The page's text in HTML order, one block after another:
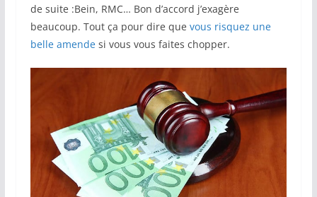
de suite :Bein, RMC… Bon d’accord j’exagère
beaucoup. Tout ça pour dire que vous risquez une
belle amendesi vous vous faites chopper.